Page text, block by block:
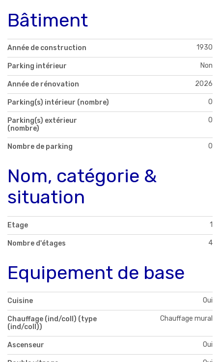
Bâtiment
Année de construction 1930
Parking intérieur Non
Année de rénovation 2026
Parking(s) intérieur (nombre) 0
Parking(s) extérieur
(nombre)
0
Nombre de parking 0
Nom, catégorie &
situation
Etage 1
Nombre d'étages 4
Equipement de base
Cuisine Oui
Chauffage (ind/coll) (type
(ind/coll))
Chauffage mural
Ascenseur Oui